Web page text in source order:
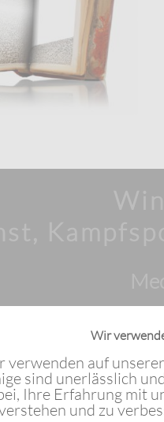
Wir
verwenden auf
sind unerlässlich
Ihre Erfahrung mit
und zu
Ausgabe